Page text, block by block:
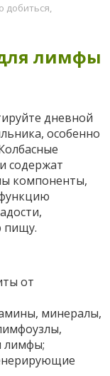
добиться,
лимфы
дневной
особенно
содержат
компоненты,
пищу.
от
минералы,
лимфы;